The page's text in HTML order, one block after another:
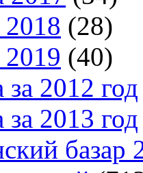
2018 (28)
2019 (40)
за 2012 год
за 2013 год
базар